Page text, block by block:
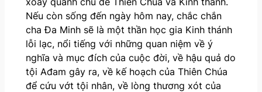
Nếu còn sống đến ngày hôm nay, chắc chắn
cha Đa Minh sẽ là một thần học gia Kinh thánh
lỗi lạc, nổi tiếng với những quan niệm về ý
nghĩa và mục đích của cuộc đời, về hậu quả do
tội Ađam gây ra, về kế hoạch của Thiên Chúa
để cứu vớt tội nhân, về lòng thương xót của